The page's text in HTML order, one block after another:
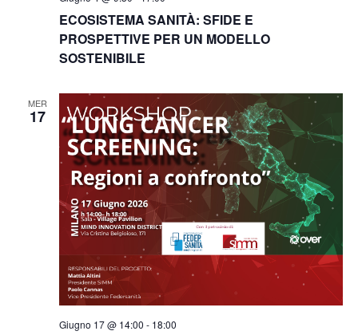
ECOSISTEMA SANITÀ: SFIDE E
PROSPETTIVE PER UN MODELLO
SOSTENIBILE
MER
17
Giugno 17 @ 14:00 - 18:00